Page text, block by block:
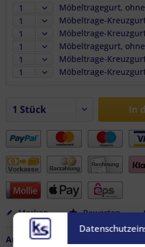
In
Merken Bewerten
Artikel-Nr.: